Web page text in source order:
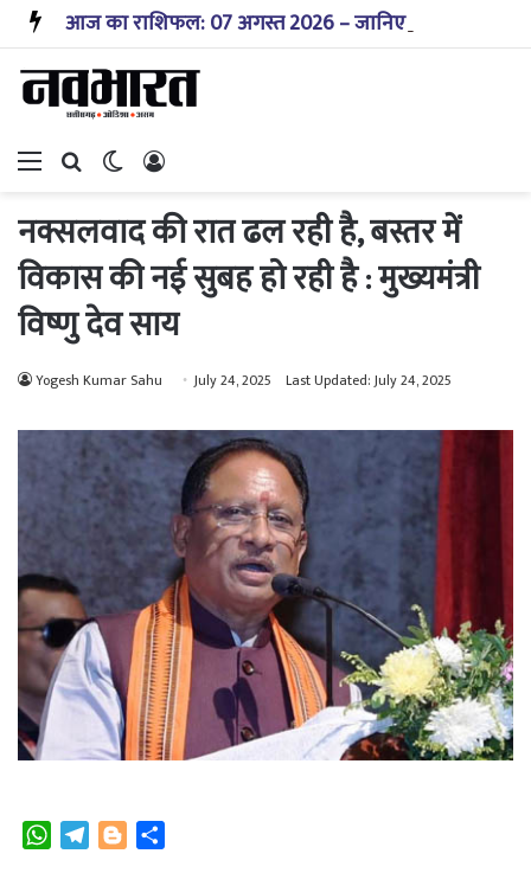
Menu Search forSwitch skin
नक्सलवाद की रात ढल रही है, बस्तर में
विकास की नई सुबह हो रही है : मुख्यमंत्री
विष्णु देव साय
Yogesh Kumar Sahu July 24, 2025 Last Updated: July 24, 2025
W
T
B